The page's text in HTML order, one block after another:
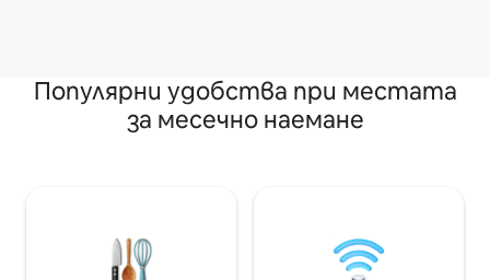
Популярни удобства при местата
за месечно наемане